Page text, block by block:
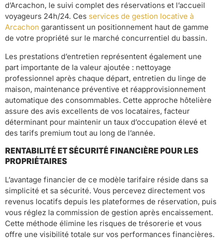
d’Arcachon, le suivi complet des réservations et l’accueil
voyageurs 24h/24. Ces services de gestion locative à
Arcachon garantissent un positionnement haut de gamme
de votre propriété sur le marché concurrentiel du bassin.
Les prestations d’entretien représentent également une
part importante de la valeur ajoutée : nettoyage
professionnel après chaque départ, entretien du linge de
maison, maintenance préventive et réapprovisionnement
automatique des consommables. Cette approche hôtelière
assure des avis excellents de vos locataires, facteur
déterminant pour maintenir un taux d’occupation élevé et
des tarifs premium tout au long de l’année.
RENTABILITÉ ET SÉCURITÉ FINANCIÈRE POUR LES
PROPRIÉTAIRES
L’avantage financier de ce modèle tarifaire réside dans sa
simplicité et sa sécurité. Vous percevez directement vos
revenus locatifs depuis les plateformes de réservation, puis
vous réglez la commission de gestion après encaissement.
Cette méthode élimine les risques de trésorerie et vous
offre une visibilité totale sur vos performances financières.